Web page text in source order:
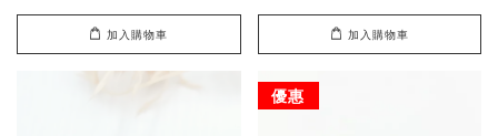
加入購物車 加入購物車
優惠